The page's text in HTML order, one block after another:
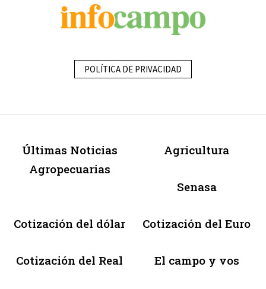
POLÍTICA DE PRIVACIDAD
Últimas Noticias
Agropecuarias
Agricultura
Senasa
Cotización del dólar Cotización del Euro
Cotización del Real El campo y vos